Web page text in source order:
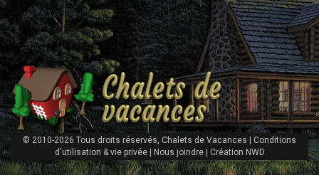
© 2010-2026 Tous droits réservés, Chalets de Vacances | Conditions
d'utilisation & vie privée| Nous joindre| Création NWD